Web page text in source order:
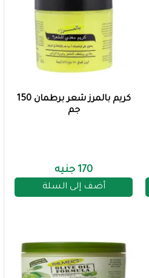
كريم بالمرز شعر برطمان 150
جم
170 جنيه
أضف إلى السلة